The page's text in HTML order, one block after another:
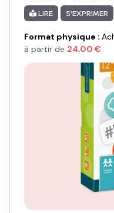
LIRE S'EXPRIMER
Format physique :
à partir de 24.00 €